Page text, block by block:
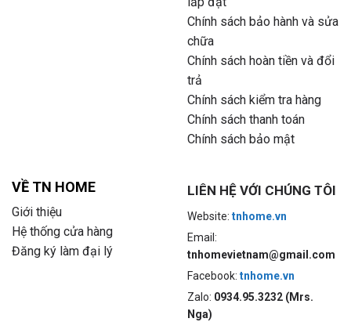
Chính sách bảo hành và sửa
chữa
Chính sách hoàn tiền và đổi
trả
Chính sách kiểm tra hàng
Chính sách thanh toán
Chính sách bảo mật
VỀ TN HOME
Giới thiệu
Hệ thống cửa hàng
Đăng ký làm đại lý
LIÊN HỆ VỚI CHÚNG TÔI
Website: tnhome.vn
Email:
tnhomevietnam@gmail.com
Facebook: tnhome.vn
Zalo: 0934.95.3232 (Mrs.
Nga)